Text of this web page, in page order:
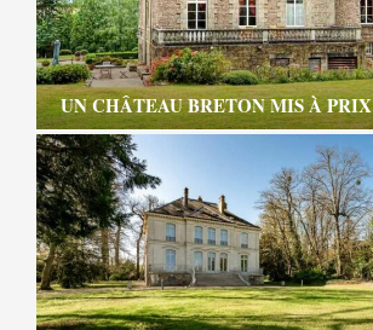
UN CHÂTEAU BRETON MIS À